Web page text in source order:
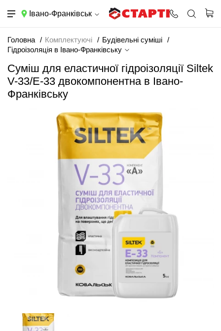
Івано-Франківськ
Головна Комплектуючі
Будівельні суміші
Гідроізоляція в Івано-Франківську
Суміш для еластичної гідроізоляції Siltek
V-33/E-33 двокомпонентна в Івано-
Франківську